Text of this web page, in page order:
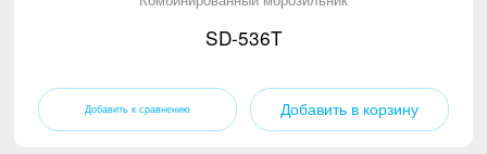
SD-536T
Добавить в корзину